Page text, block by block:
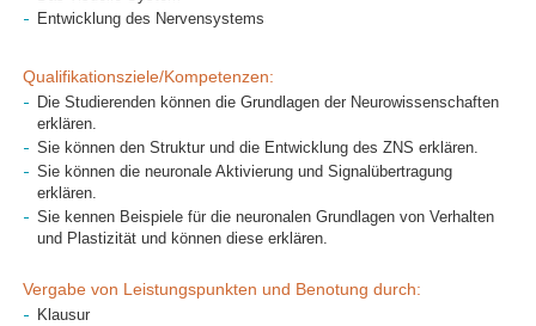
Entwicklung des Nervensystems
Qualifikationsziele/Kompetenzen:
Die Studierenden können die Grundlagen der Neurowissenschaften
erklären.
Sie können den Struktur und die Entwicklung des ZNS erklären.
Sie können die neuronale Aktivierung und Signalübertragung
erklären.
Sie kennen Beispiele für die neuronalen Grundlagen von Verhalten
und Plastizität und können diese erklären.
Vergabe von Leistungspunkten und Benotung durch:
Klausur